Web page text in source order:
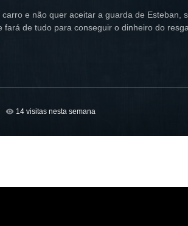
e não quer aceitar a guarda de Esteban,
de tudo para conseguir o dinheiro do
14 visitas nesta semana